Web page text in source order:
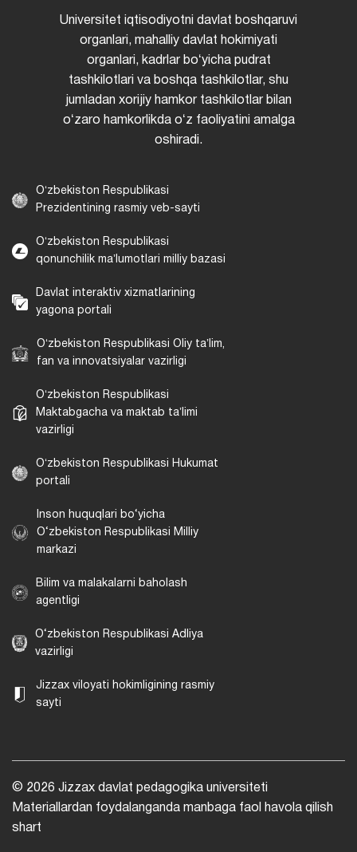
Universitet iqtisodiyotni davlat boshqaruvi
organlari, mahalliy davlat hokimiyati
organlari, kadrlar boʻyicha pudrat
tashkilotlari va boshqa tashkilotlar, shu
jumladan xorijiy hamkor tashkilotlar bilan
oʻzaro hamkorlikda oʻz faoliyatini amalga
oshiradi.
Oʻzbekiston Respublikasi
Prezidentining rasmiy veb-sayti
Oʻzbekiston Respublikasi
qonunchilik maʼlumotlari milliy bazasi
Davlat interaktiv xizmatlarining
yagona portali
Oʻzbekiston Respublikasi Oliy taʼlim,
fan va innovatsiyalar vazirligi
Oʻzbekiston Respublikasi
Maktabgacha va maktab taʼlimi
vazirligi
Oʻzbekiston Respublikasi Hukumat
portali
Inson huquqlari bo‘yicha
O‘zbekiston Respublikasi Milliy
markazi
Bilim va malakalarni baholash
agentligi
O‘zbekiston Respublikasi Adliya
vazirligi
Jizzax viloyati hokimligining rasmiy
sayti
© 2026 Jizzax davlat pedagogika universiteti
Materiallardan foydalanganda manbaga faol havola qilish
shart